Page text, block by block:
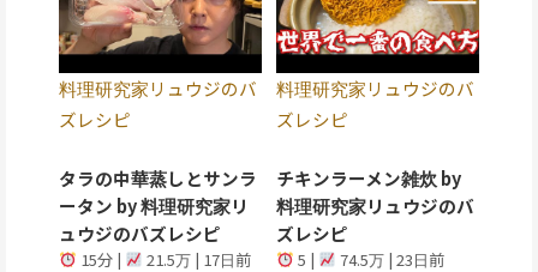
料理研究家リュウジのバ
ズレシピ
タラの中華蒸しとサンラ
ータン by 料理研究家リ
ュウジのバズレシピ
15分 | 21.5万 | 17日前
料理研究家リュウジのバ
ズレシピ
チキンラーメン雑炊 by
料理研究家リュウジのバ
ズレシピ
5 | 74.5万 | 23日前